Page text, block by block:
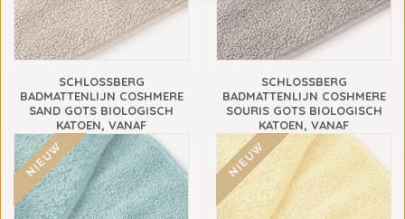
SCHLOSSBERG
BADMATTENLIJN COSHMERE
SAND GOTS BIOLOGISCH
KATOEN, VANAF
€69,90
SCHLOSSBERG
BADMATTENLIJN COSHMERE
SOURIS GOTS BIOLOGISCH
KATOEN, VANAF
€69,90
NIEUW NIEUW